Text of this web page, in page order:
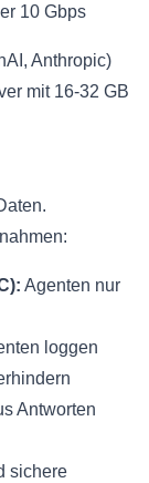
10 Gbps
Anthropic)
mit 16-32 GB
Agenten nur
loggen
Antworten
sichere